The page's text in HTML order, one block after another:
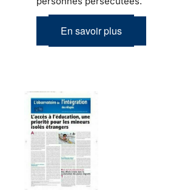
En savoir plus